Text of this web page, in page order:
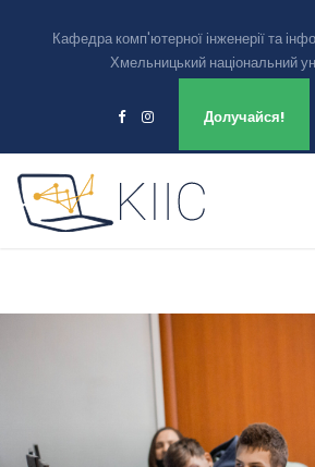
Кафедра комп'ютерної інженерії та
Хмельницький національний
Долучайся!